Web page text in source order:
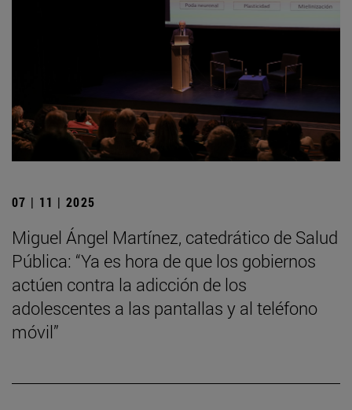
07 | 11 | 2025
Miguel Ángel Martínez, catedrático de Salud
Pública: “Ya es hora de que los gobiernos
actúen contra la adicción de los
adolescentes a las pantallas y al teléfono
móvil”